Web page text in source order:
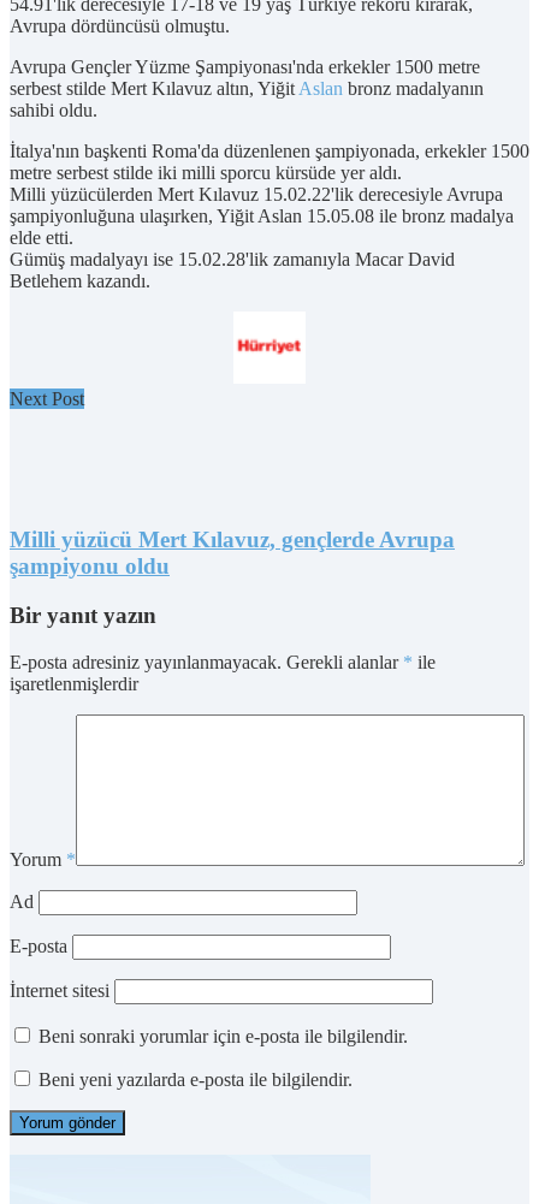
Avrupa dördüncüsü olmuştu.
Avrupa Gençler Yüzme Şampiyonası'nda erkekler 1500 metre
serbest stilde Mert Kılavuz altın, Yiğit Aslan bronz madalyanın
sahibi oldu.
İtalya'nın başkenti Roma'da düzenlenen şampiyonada, erkekler 1500
metre serbest stilde iki milli sporcu kürsüde yer aldı.
Milli yüzücülerden Mert Kılavuz 15.02.22'lik derecesiyle Avrupa
şampiyonluğuna ulaşırken, Yiğit Aslan 15.05.08 ile bronz madalya
elde etti.
Gümüş madalyayı ise 15.02.28'lik zamanıyla Macar David
Betlehem kazandı.
Next Post
Milli yüzücü Mert Kılavuz, gençlerde Avrupa
şampiyonu oldu
Bir yanıt yazın
E-posta adresiniz yayınlanmayacak. Gerekli alanlar * ile
işaretlenmişlerdir
Yorum *
Ad
E-posta
İnternet sitesi
Beni sonraki yorumlar için e-posta ile bilgilendir.
Beni yeni yazılarda e-posta ile bilgilendir.